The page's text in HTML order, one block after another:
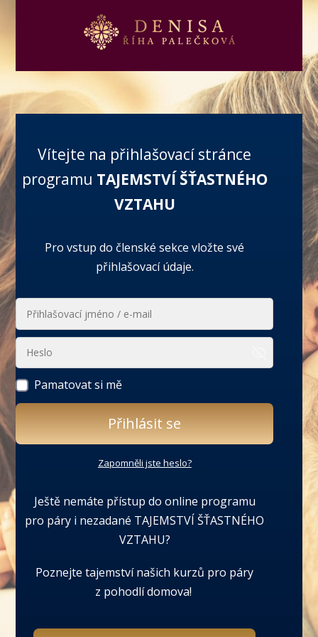
Vítejte na přihlašovací stránce
programu TAJEMSTVÍ ŠŤASTNÉHO
VZTAHU
Pro vstup do členské sekce vložte své
přihlašovací údaje.
Pamatovat si mě
Přihlásit se
Zapomněli jste heslo?
Ještě nemáte přístup do online programu
pro páry i nezadané TAJEMSTVÍ ŠŤASTNÉHO
VZTAHU?
Poznejte tajemství našich kurzů pro páry
z pohodlí domova!